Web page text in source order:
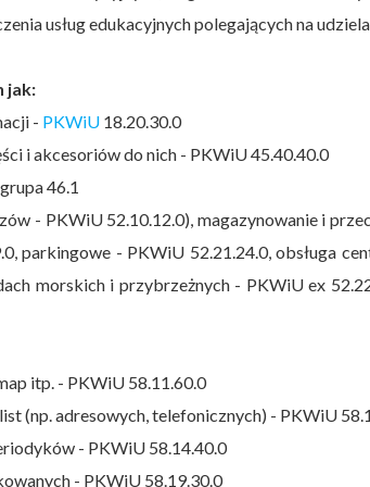
usług edukacyjnych polegających na
jak:
- PKWiU 18.20.30.0
i akcesoriów do nich - PKWiU 45.40.40.0
46.1
- PKWiU 52.10.12.0), magazynowanie i
parkingowe - PKWiU 52.21.24.0, obsługa
morskich i przybrzeżnych - PKWiU ex
itp. - PKWiU 58.11.60.0
(np. adresowych, telefonicznych) - PKWiU
- PKWiU 58.14.40.0
- PKWiU 58.19.30.0